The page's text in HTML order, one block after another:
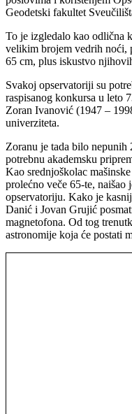
Geodetski fakultet
To je izgledalo kao odlična
velikim brojem vedrih noći,
65 cm, plus iskustvo
Svakoj opservatoriji su
raspisanog konkursa u leto
Zoran Ivanović (1947 –
univerziteta.
Zoranu je tada bilo nepunih
potrebnu akademsku
Kao srednjoškolac
prolećno veče 65-te, naišao
opservatoriju. Kako je
Danić i Jovan Grujić
magnetofona. Od tog
astronomije koja će postati